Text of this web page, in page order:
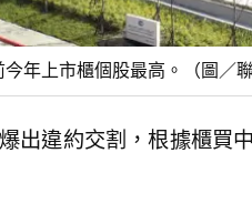
年上市櫃個股最高。（圖／聯
出違約交割，根據櫃買